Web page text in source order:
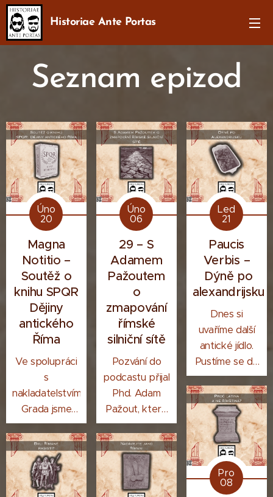
Historiae Ante Portas
Seznam epizod
Úno
20
Magna
Notitio –
Soutěž o
knihu SPQR
Dějiny
antického
Říma
Ve spolupráci
s
nakladatelstvím
Grada jsme
pro vás
přichystali
soutěž o knihu
SPQR: Dějiny
antického
Úno
06
29 – S
Adamem
Pažoutem
o
zmapování
římské
silniční sítě
Pozvání do
podcastu přijal
Phd. Adam
Pažout, který
se z velké
části podílel na
nedávno
zveřejněném
rozšířeném a
Led
21
Paucis
Verbis –
Dýně po
alexandrijsku
Dnes si
uvaříme další
antické jídlo.
Pustíme se do
dýně po
alexandrijsku.
Pro
08